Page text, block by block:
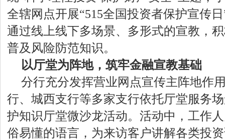
全辖网点开展“515全国投资者保护宣传
通过线上线下多场景、多形式的宣教，
普及风险防范知识。
以厅堂为阵地，筑牢金融宣教基础
分行充分发挥营业网点宣传主阵地作
行、城西支行等多家支行依托厅堂服务
护知识厅堂微沙龙活动。活动中，工作
俗易懂的语言，为来访客户讲解各类投